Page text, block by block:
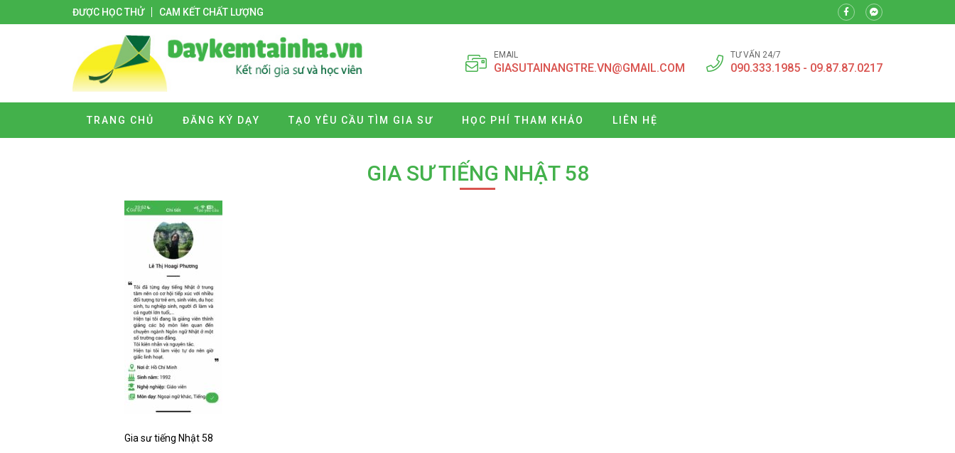
ĐƯỢC HỌC THỬ CAM KẾT CHẤT LƯỢNG
EMAIL
GIASUTAINANGTRE.VN@GMAIL.COM
TƯ VẤN 24/7
090.333.1985 - 09.87.87.0217
TRANG CHỦ ĐĂNG KÝ DẠY TẠO YÊU CẦU TÌM GIA SƯ HỌC PHÍ THAM KHẢO LIÊN HỆ
GIA SƯ TIẾNG NHẬT 58
Gia sư tiếng Nhật 58